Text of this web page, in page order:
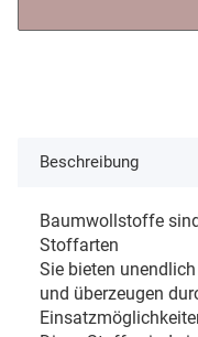
Beschreibung
Baumwollstoffe
Stoffarten
Sie bieten
und überzeugen